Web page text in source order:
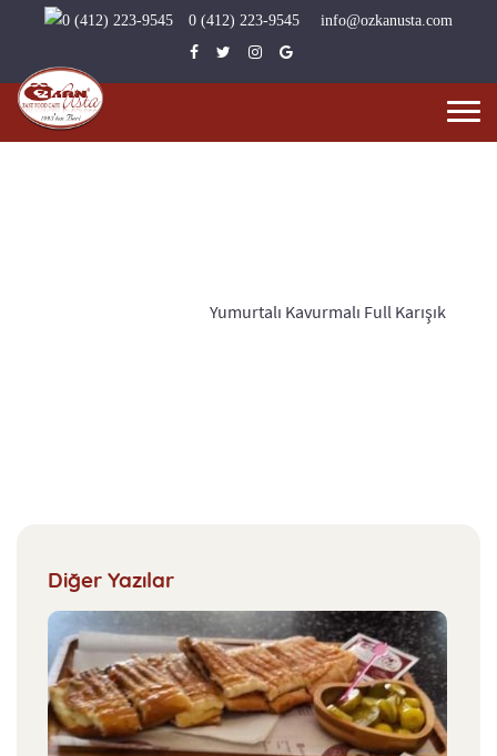
0 (412) 223-9545 info@ozkanusta.com
Yumurtalı Kavurmalı Full Karışık
Diğer Yazılar